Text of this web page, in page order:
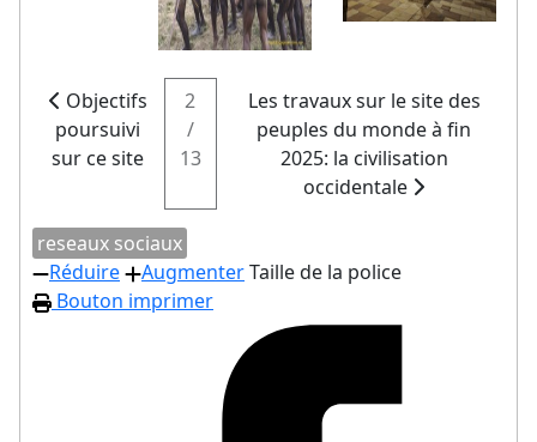
Objectifs
poursuivi
sur ce site
2
/
13
Les travaux sur le site des
peuples du monde à fin
2025: la civilisation
occidentale
reseaux sociaux
Réduire
AugmenterTaille de la police
Bouton imprimer